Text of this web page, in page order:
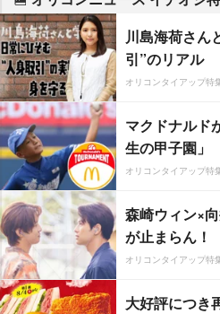
川島海荷さん
引”のリアル
オリコンタイアップ特
マクドナルド
生の甲子園」
オリコンタイアップ特
森崎ウィン×
が止まらん！
オリコンタイアップ特
大好評につき